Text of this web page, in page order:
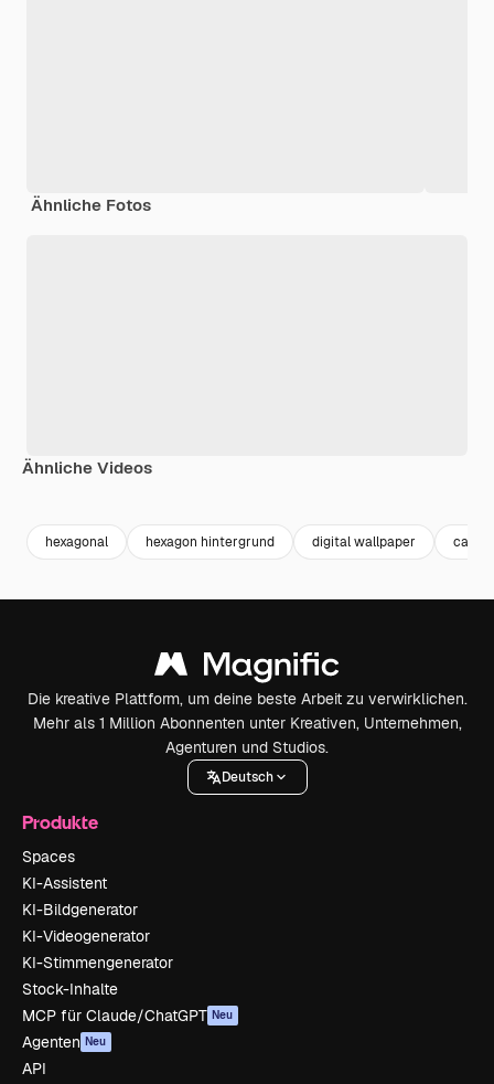
Ähnliche Fotos
Ähnliche Videos
hexagonal hexagon hintergrund digital wallpaper
Die kreative Plattform, um deine beste Arbeit zu verwirklichen.
Mehr als 1 Million Abonnenten unter Kreativen, Unternehmen,
Agenturen und Studios.
Deutsch
Produkte
Spaces
KI-Assistent
KI-Bildgenerator
KI-Videogenerator
KI-Stimmengenerator
Stock-Inhalte
MCP für Claude/ChatGPT Neu
Agenten Neu
API